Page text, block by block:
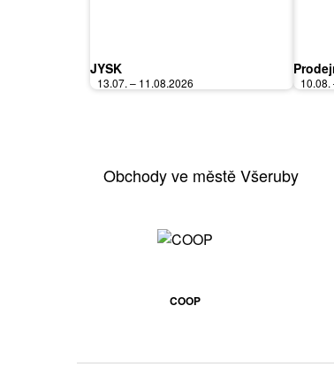
JYSK
13.07. – 11.08.2026 10.08.
Obchody ve městě Všeruby
COOP